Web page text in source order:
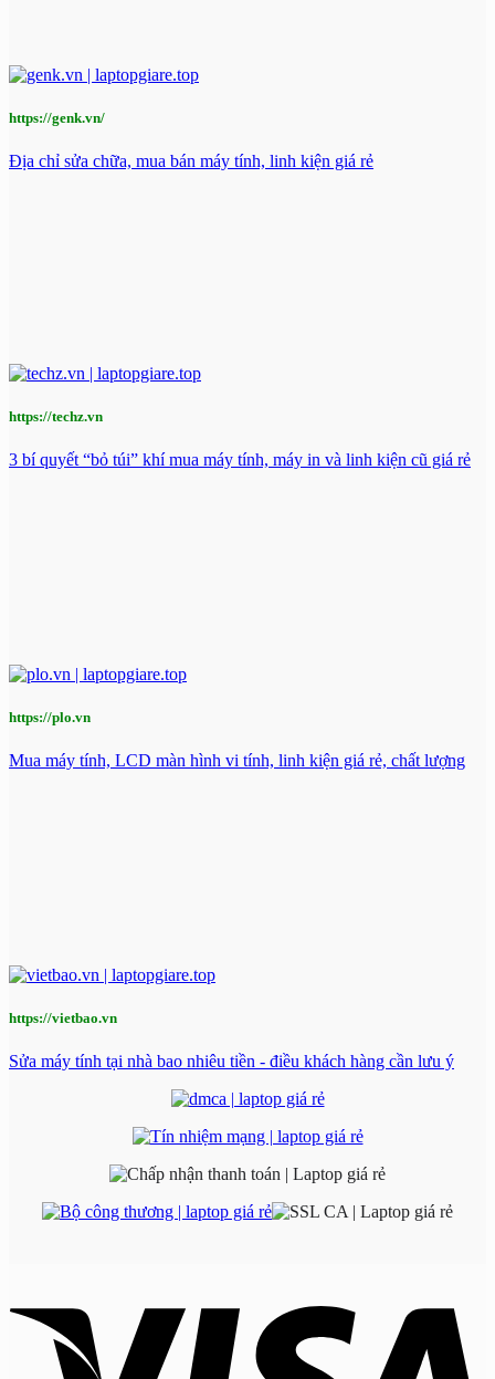
https://genk.vn/
Địa chỉ sửa chữa, mua bán máy tính, linh kiện giá rẻ
https://techz.vn
3 bí quyết “bỏ túi” khí mua máy tính, máy in và linh kiện cũ giá rẻ
https://plo.vn
Mua máy tính, LCD màn hình vi tính, linh kiện giá rẻ, chất lượng
https://vietbao.vn
Sửa máy tính tại nhà bao nhiêu tiền - điều khách hàng cần lưu ý